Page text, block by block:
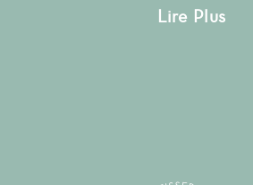
Lire Plus